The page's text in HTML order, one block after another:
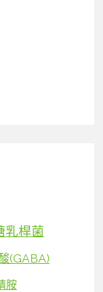
乳桿菌
(GABA)
胺